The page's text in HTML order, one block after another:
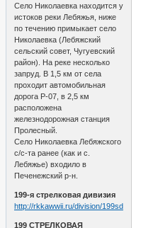
Село Николаевка находится у
истоков реки Лебяжья, ниже
по течению примыкает село
Николаевка (Лебяжский
сельский совет, Чугуевский
район). На реке несколько
запруд. В 1,5 км от села
проходит автомобильная
дорога Р-07, в 2,5 км
расположена
железнодорожная станция
Пролесный.
Село Николаевка Лебяжского
с/с-та ранее (как и с.
Лебяжье) входило в
Печенежский р-н.
199-я стрелковая дивизия
http://rkkawwii.ru/division/199sdf1
199 СТРЕЛКОВАЯ